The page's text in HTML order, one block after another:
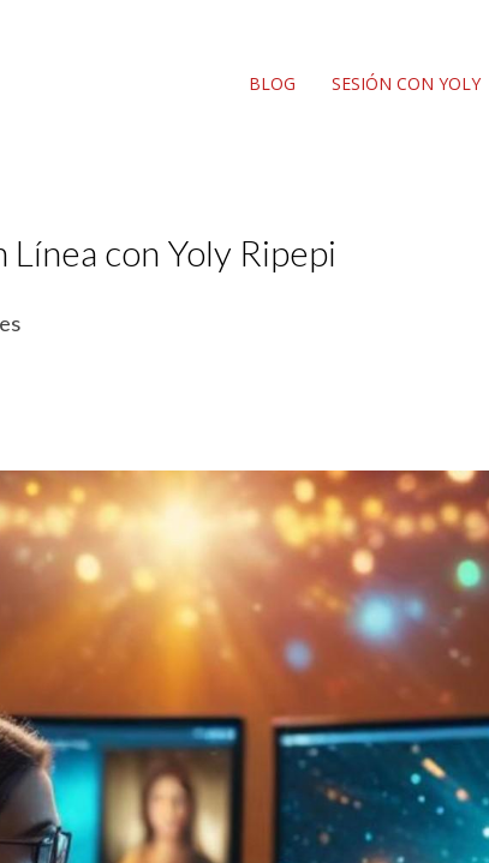
BLOG SESIÓN CON YOLY
con Yoly Ripepi